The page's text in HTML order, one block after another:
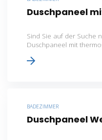
Duschpaneel
Sind Sie auf der Suche
Duschpaneel mit
BADEZIMMER
Duschpaneel